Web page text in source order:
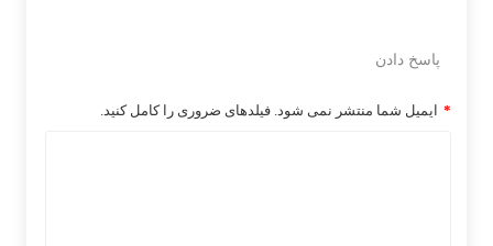
پاسخ دادن
ایمیل شما منتشر نمی شود. فیلدهای ضروری را کامل کنید. *